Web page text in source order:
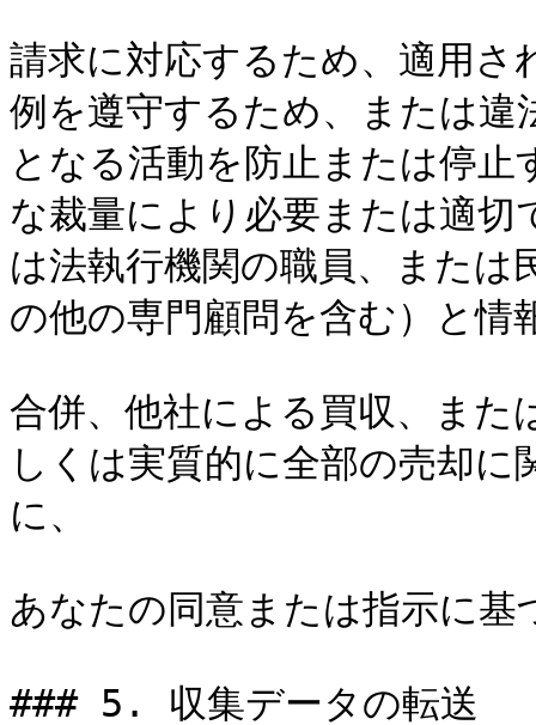
請求に対応するため、適用さ
例を遵守するため、または違
となる活動を防止または停
な裁量により必要または適
は法執行機関の職員、または
の他の専門顧問を含む）と
合併、他社による買収、また
しくは実質的に全部の売却
に、
あなたの同意または指示に基
### 5. 収集データの転送